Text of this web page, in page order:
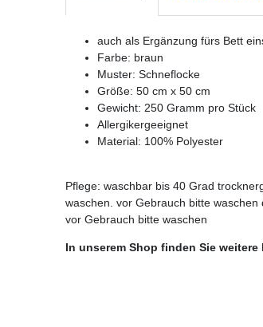
auch als Ergänzung fürs Bett
Farbe: braun
Muster: Schneflocke
Größe: 50 cm x 50 cm
Gewicht: 250 Gramm pro Stück
Allergikergeeignet
Material: 100% Polyester
Pflege: waschbar bis 40 Grad
waschen. vor Gebrauch bitte waschen
vor Gebrauch bitte waschen
In unserem Shop finden Sie